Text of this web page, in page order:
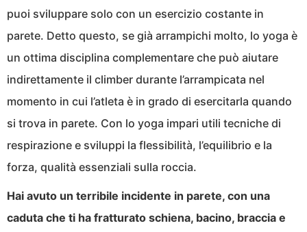
puoi sviluppare solo con un esercizio costante in
parete. Detto questo, se già arrampichi molto, lo yoga è
un ottima disciplina complementare che può aiutare
indirettamente il climber durante l’arrampicata nel
momento in cui l’atleta è in grado di esercitarla quando
si trova in parete. Con lo yoga impari utili tecniche di
respirazione e sviluppi la flessibilità, l’equilibrio e la
forza, qualità essenziali sulla roccia.
Hai avuto un terribile incidente in parete, con una
caduta che ti ha fratturato schiena, bacino, braccia e